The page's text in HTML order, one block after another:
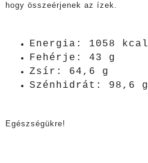
hogy összeérjenek az ízek.
Energia: 1058 kcal
Fehérje: 43 g
Zsír: 64,6 g
Szénhidrát: 98,6 g
Egészségükre!